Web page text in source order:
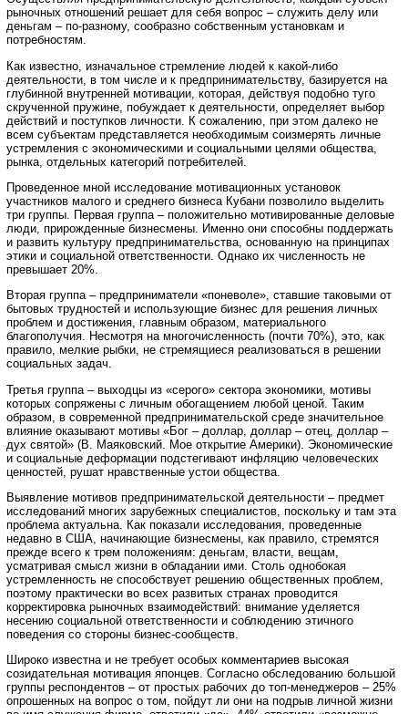
рыночных отношений решает для себя вопрос – служить делу или
деньгам – по-разному, сообразно собственным установкам и
потребностям.
Как известно, изначальное стремление людей к какой-либо
деятельности, в том числе и к предпринимательству, базируется на
глубинной внутренней мотивации, которая, действуя подобно туго
скрученной пружине, побуждает к деятельности, определяет выбор
действий и поступков личности. К сожалению, при этом далеко не
всем субъектам представляется необходимым соизмерять личные
устремления с экономическими и социальными целями общества,
рынка, отдельных категорий потребителей.
Проведенное мной исследование мотивационных установок
участников малого и среднего бизнеса Кубани позволило выделить
три группы. Первая группа – положительно мотивированные деловые
люди, прирожденные бизнесмены. Именно они способны поддержать
и развить культуру предпринимательства, основанную на принципах
этики и социальной ответственности. Однако их численность не
превышает 20%.
Вторая группа – предприниматели «поневоле», ставшие таковыми от
бытовых трудностей и использующие бизнес для решения личных
проблем и достижения, главным образом, материального
благополучия. Несмотря на многочисленность (почти 70%), это, как
правило, мелкие рыбки, не стремящиеся реализоваться в решении
социальных задач.
Третья группа – выходцы из «серого» сектора экономики, мотивы
которых сопряжены с личным обогащением любой ценой. Таким
образом, в современной предпринимательской среде значительное
влияние оказывают мотивы «Бог – доллар, доллар – отец, доллар –
дух святой» (В. Маяковский. Мое открытие Америки). Экономические
и социальные деформации подстегивают инфляцию человеческих
ценностей, рушат нравственные устои общества.
Выявление мотивов предпринимательской деятельности – предмет
исследований многих зарубежных специалистов, поскольку и там эта
проблема актуальна. Как показали исследования, проведенные
недавно в США, начинающие бизнесмены, как правило, стремятся
прежде всего к трем положениям: деньгам, власти, вещам,
усматривая смысл жизни в обладании ими. Столь однобокая
устремленность не способствует решению общественных проблем,
поэтому практически во всех развитых странах проводится
корректировка рыночных взаимодействий: внимание уделяется
несению социальной ответственности и соблюдению этичного
поведения со стороны бизнес-сообществ.
Широко известна и не требует особых комментариев высокая
созидательная мотивация японцев. Согласно обследованию большой
группы респондентов – от простых рабочих до топ-менеджеров – 25%
опрошенных на вопрос о том, пойдут ли они на подрыв личной жизни